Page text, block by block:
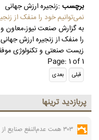
برچسب :زنجیره ارزش جهانی
نمی‌توانیم خود را منفک از
به گزارش صنعت نیوز،معاون
را منفک از زنجیره ارزش
زیست صنعتی و تکنولوژی
Page: 1 of 1
پربازديد ترينها
۳۰۳ همت عدم‌النفع صنایع از ناترازی‌ها